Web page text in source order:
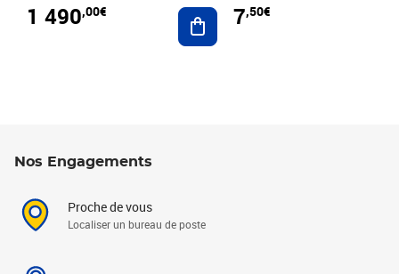
1 490,00€ Ajouter au panier
7,50€
Nos Engagements
Proche de vous
Localiser un bureau de poste